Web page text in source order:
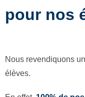
pour nos
Nous revendiquons
élèves.